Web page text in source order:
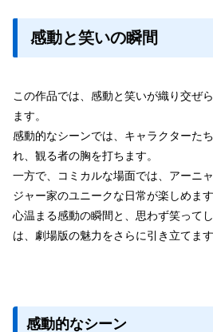
感動と笑いの瞬間
この作品では、感動と笑いが織り交ぜ
ます。
感動的なシーンでは、キャラクターた
れ、観る者の胸を打ちます。
一方で、コミカルな場面では、アーニ
ジャー家のユニークな日常が楽しめます
心温まる感動の瞬間と、思わず笑って
は、劇場版の魅力をさらに引き立てます
感動的なシーン